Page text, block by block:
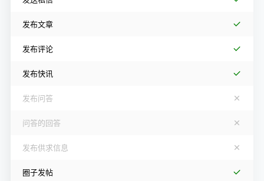
发布文章
发布评论
发布快讯
发布问答
问答的回答
发布供求信息
圈子发帖